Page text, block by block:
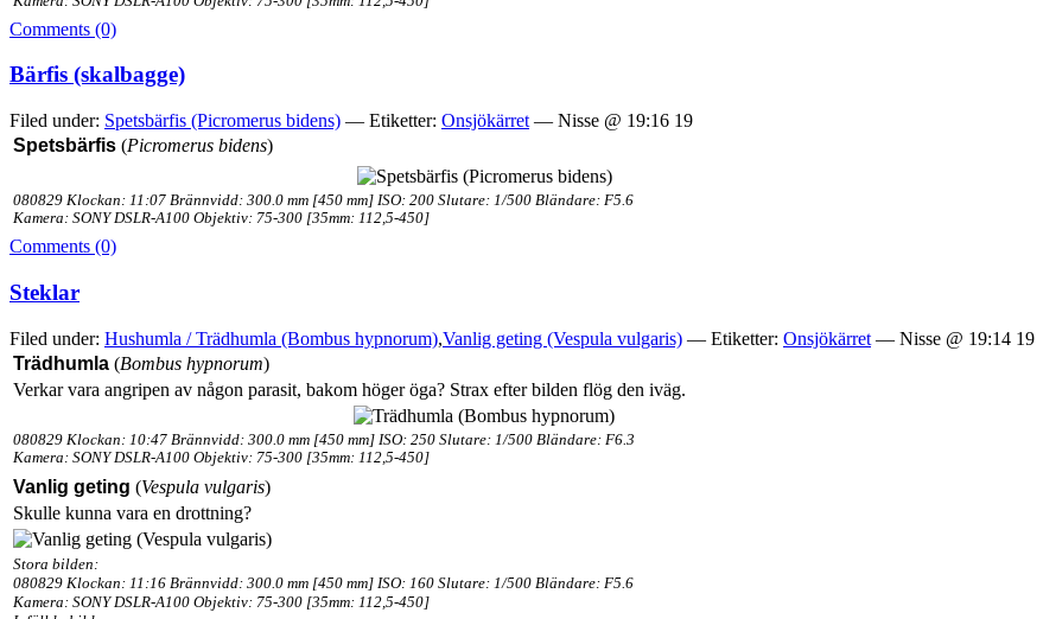
Comments (0)
Bärfis (skalbagge)
Filed under: Spetsbärfis (Picromerus bidens) — Etiketter: Onsjökärret — Nisse @ 19:16 19
Spetsbärfis (Picromerus bidens)
080829 Klockan: 11:07 Brännvidd: 300.0 mm [450 mm] ISO: 200 Slutare: 1/500 Bländare: F5.6
Kamera: SONY DSLR-A100 Objektiv: 75-300 [35mm: 112,5-450]
Comments (0)
Steklar
Filed under: Hushumla / Trädhumla (Bombus hypnorum),Vanlig geting (Vespula vulgaris) — Etiketter: Onsjökärret — Nisse @ 19:14 19
Trädhumla (Bombus hypnorum)
Verkar vara angripen av någon parasit, bakom höger öga? Strax efter bilden flög den iväg.
080829 Klockan: 10:47 Brännvidd: 300.0 mm [450 mm] ISO: 250 Slutare: 1/500 Bländare: F6.3
Kamera: SONY DSLR-A100 Objektiv: 75-300 [35mm: 112,5-450]
Vanlig geting (Vespula vulgaris)
Skulle kunna vara en drottning?
Stora bilden:
080829 Klockan: 11:16 Brännvidd: 300.0 mm [450 mm] ISO: 160 Slutare: 1/500 Bländare: F5.6
Kamera: SONY DSLR-A100 Objektiv: 75-300 [35mm: 112,5-450]